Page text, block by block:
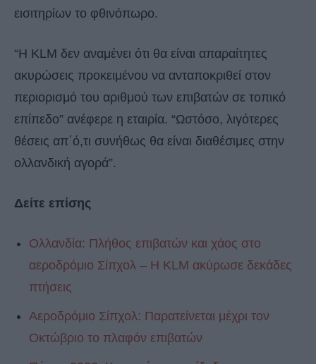
εισιτηρίων το φθινόπωρο.
“Η KLM δεν αναμένει ότι θα είναι απαραίτητες
ακυρώσεις προκειμένου να ανταποκριθεί στον
περιορισμό του αριθμού των επιβατών σε τοπικό
επίπεδο” ανέφερε η εταιρία. “Ωστόσο, λιγότερες
θέσεις απ΄ό,τι συνήθως θα είναι διαθέσιμες στην
ολλανδική αγορά”.
Δείτε επίσης
Ολλανδία: Πλήθος επιβατών και χάος στο
αεροδρόμιο Σίπχολ – Η KLM ακύρωσε δεκάδες
πτήσεις
Aεροδρόμιο Σίπχολ: Παρατείνεται μέχρι τον
Οκτώβριο το πλαφόν επιβατών